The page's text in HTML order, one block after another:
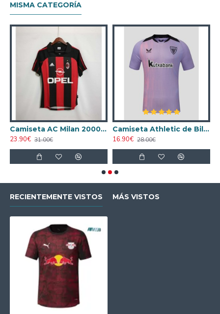
MISMA CATEGORÍA
Camiseta AC Milan 2000/2001 Local Retro
23.90€ 31.00€
Camiseta Athletic de Bilbao 2024/2025 Alternativo
16.90€ 28.00€
RECIENTEMENTE VISTOS MÁS VISTOS